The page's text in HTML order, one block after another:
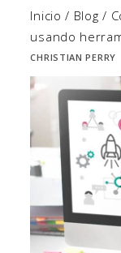
Inicio / Blog /
usando
CHRISTIAN PERRY